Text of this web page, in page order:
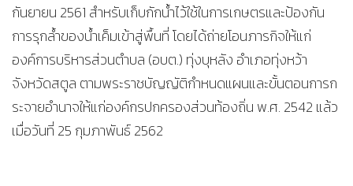
กันยายน 2561 สำหรับเก็บกักน้ำไว้ใช้ในการเกษตรและป้องกัน
การรุกล้ำของน้ำเค็มเข้าสู่พื้นที่ โดยได้ถ่ายโอนภารกิจให้แก่
องค์การบริหารส่วนตำบล (อบต.) ทุ่งบุหลัง อำเภอทุ่งหว้า
จังหวัดสตูล ตามพระราชบัญญัติกำหนดแผนและขั้นตอนการก
ระจายอำนาจให้แก่องค์กรปกครองส่วนท้องถิ่น พ.ศ. 2542 แล้ว
เมื่อวันที่ 25 กุมภาพันธ์ 2562